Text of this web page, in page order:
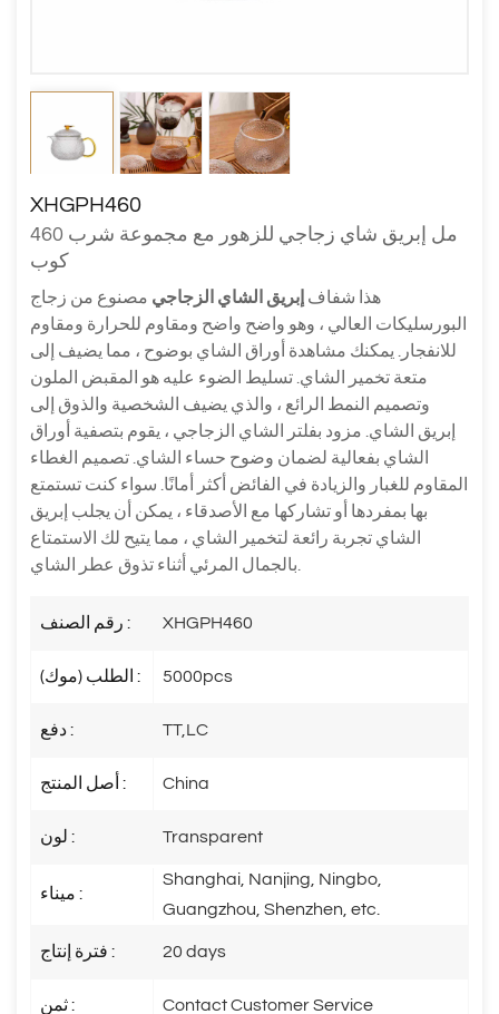
XHGPH460
460 مل إبريق شاي زجاجي للزهور مع مجموعة شرب
كوب
هذا شفاف إبريق الشاي الزجاجي مصنوع من زجاج
البورسليكات العالي ، وهو واضح واضح ومقاوم للحرارة ومقاوم
للانفجار. يمكنك مشاهدة أوراق الشاي بوضوح ، مما يضيف إلى
متعة تخمير الشاي. تسليط الضوء عليه هو المقبض الملون
وتصميم النمط الرائع ، والذي يضيف الشخصية والذوق إلى
إبريق الشاي. مزود بفلتر الشاي الزجاجي ، يقوم بتصفية أوراق
الشاي بفعالية لضمان وضوح حساء الشاي. تصميم الغطاء
المقاوم للغبار والزيادة في الفائض أكثر أمانًا. سواء كنت تستمتع
بها بمفردها أو تشاركها مع الأصدقاء ، يمكن أن يجلب إبريق
الشاي تجربة رائعة لتخمير الشاي ، مما يتيح لك الاستمتاع
رقم الصنف : XHGPH460
الطلب (موك) : 5000pcs
دفع : TT,LC
أصل المنتج : China
لون : Transparent
ميناء :
Shanghai, Nanjing, Ningbo,
Guangzhou, Shenzhen, etc.
فترة إنتاج : 20 days
ثمن : Contact Customer Service